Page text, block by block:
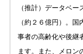
（推計）データベ
（約２６億円）。
事者の高齢化や後継
ます。また、メロン